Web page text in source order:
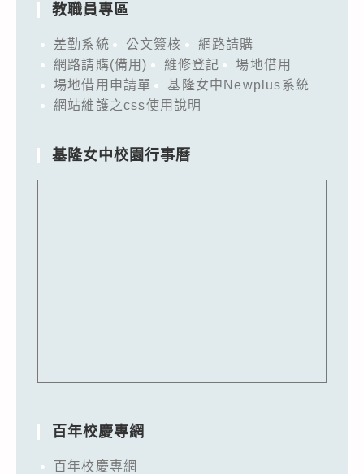
教職員專區
差勤系統 公文簽核
網路請購
網路請購(備用)
維修登記
場地借用
場地借用申請單
基隆女中Newplus系統
網站維護之css使用說明
基隆女中校園行事曆
百年校慶專網
百年校慶專網